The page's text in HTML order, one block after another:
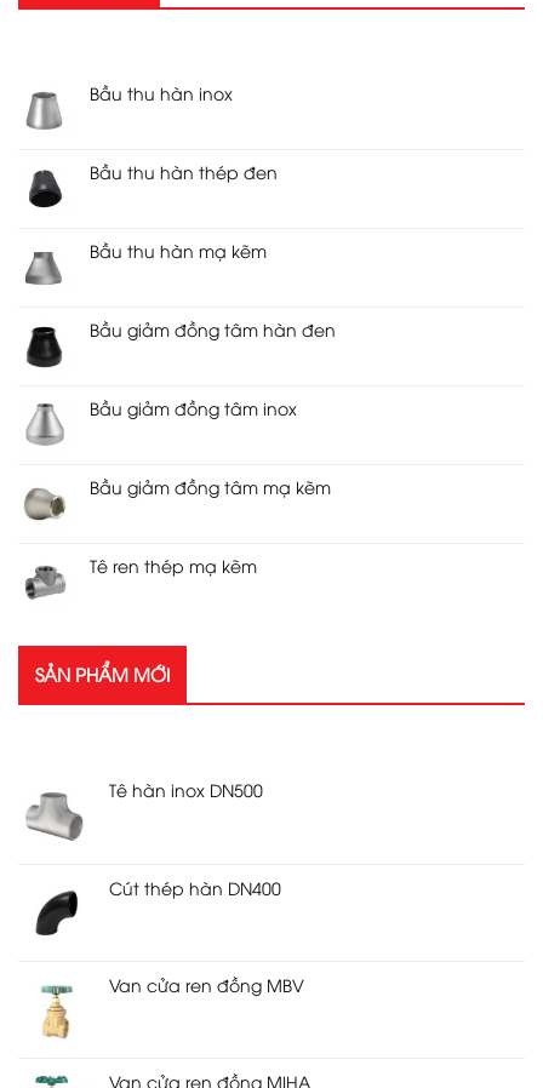
Bầu thu hàn inox
Bầu thu hàn thép đen
Bầu thu hàn mạ kẽm
Bầu giảm đồng tâm hàn đen
Bầu giảm đồng tâm inox
Bầu giảm đồng tâm mạ kẽm
Tê ren thép mạ kẽm
SẢN PHẨM MỚI
Tê hàn inox DN500
Cút thép hàn DN400
Van cửa ren đồng MBV
Van cửa ren đồng MIHA